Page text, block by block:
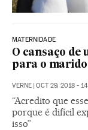
MATERNIDADE
O cansaço de
para o marido
VERNE | OCT 29, 2018 -
“Acredito que
porque é difícil
isso”